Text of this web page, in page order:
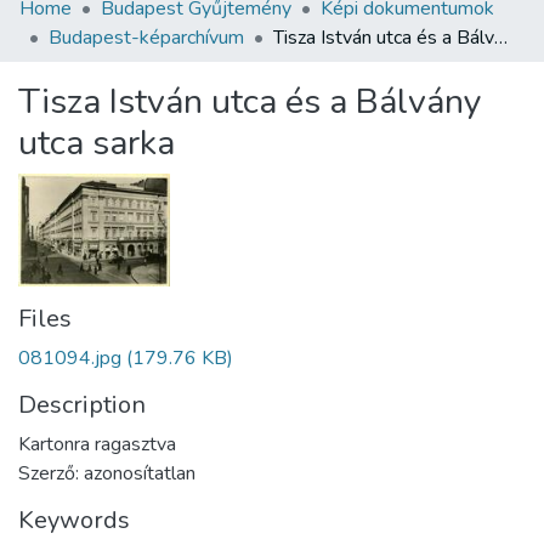
Communities & Collections
Statistics
About us
Home Budapest Gyűjtemény
Képi dokumentumok
Budapest-képarchívum
Tisza István utca és a Bálvány utca sarka
Tisza István utca és a Bálvány
utca sarka
Files
081094.jpg (179.76 KB)
Description
Kartonra ragasztva
Szerző: azonosítatlan
Keywords